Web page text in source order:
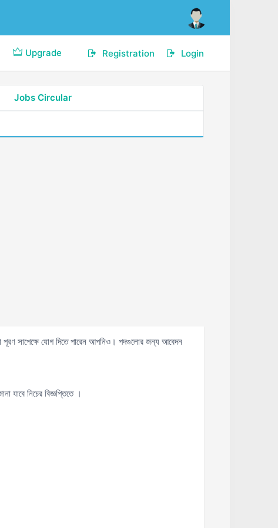
Upgrade Login
Registration
Jobs Circular
পূরণ সাপেক্ষে যোগ দিতে পারেন আপনিও। পদগুলোর জন্য আবেদন
যাবে নিচের বিজ্ঞপ্তিতে ।